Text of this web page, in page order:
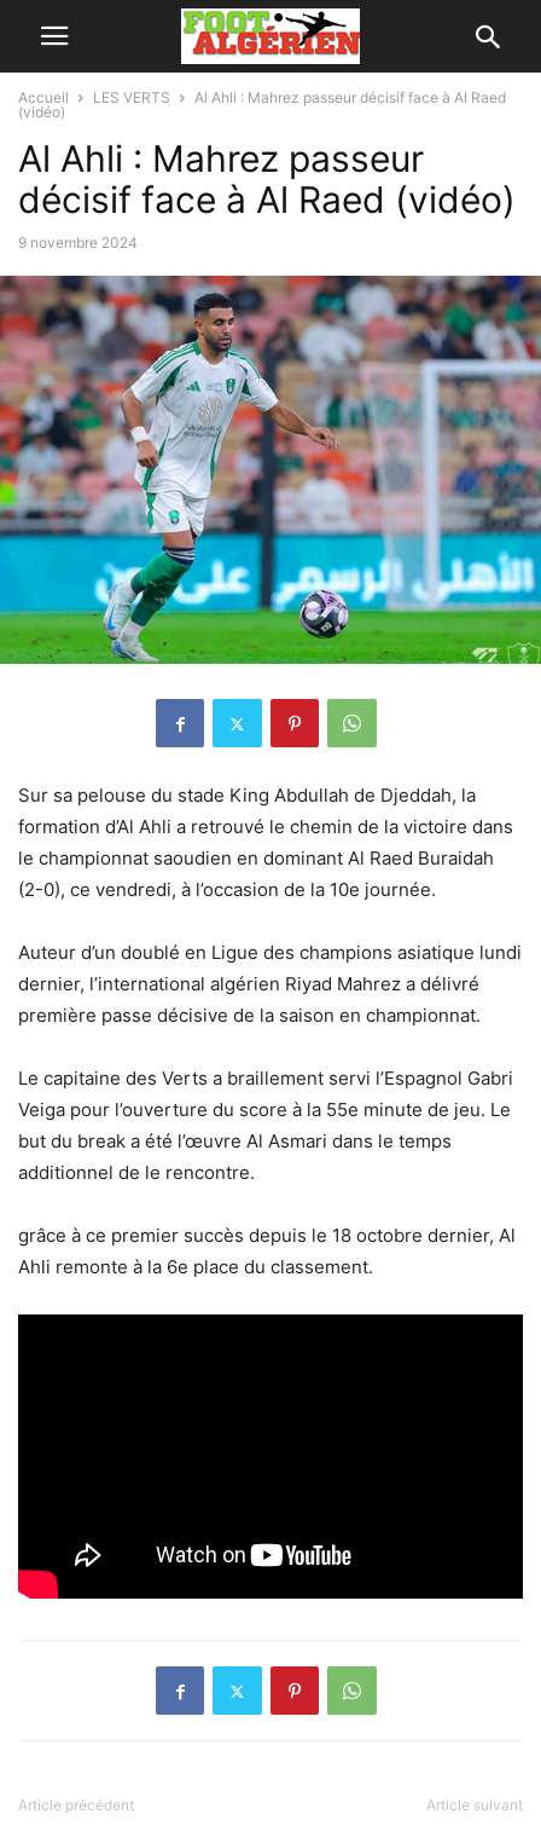
Accueil LES VERTS
Al Ahli : Mahrez passeur décisif face à Al Raed
(vidéo)
Al Ahli : Mahrez passeur
décisif face à Al Raed (vidéo)
9 novembre 2024
Sur sa pelouse du stade King Abdullah de Djeddah, la
formation d’Al Ahli a retrouvé le chemin de la victoire dans
le championnat saoudien en dominant Al Raed Buraidah
(2-0), ce vendredi, à l’occasion de la 10e journée.
Auteur d’un doublé en Ligue des champions asiatique lundi
dernier, l’international algérien Riyad Mahrez a délivré
première passe décisive de la saison en championnat.
Le capitaine des Verts a braillement servi l’Espagnol Gabri
Veiga pour l’ouverture du score à la 55e minute de jeu. Le
but du break a été l’œuvre Al Asmari dans le temps
additionnel de le rencontre.
grâce à ce premier succès depuis le 18 octobre dernier, Al
Ahli remonte à la 6e place du classement.
Article précédent Article suivant